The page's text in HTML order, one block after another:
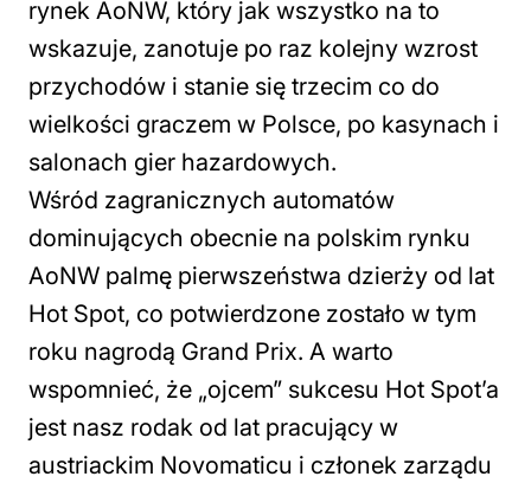
rynek AoNW, który jak wszystko na to
wskazuje, zanotuje po raz kolejny wzrost
przychodów i stanie się trzecim co do
wielkości graczem w Polsce, po kasynach i
salonach gier hazardowych.
Wśród zagranicznych automatów
dominujących obecnie na polskim rynku
AoNW palmę pierwszeństwa dzierży od lat
Hot Spot, co potwierdzone zostało w tym
roku nagrodą Grand Prix. A warto
wspomnieć, że „ojcem” sukcesu Hot Spot’a
jest nasz rodak od lat pracujący w
austriackim Novomaticu i członek zarządu